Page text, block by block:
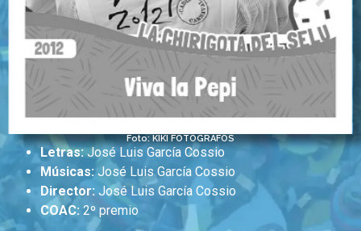
Foto: KIKI FOTÓGRAFOS
Letras:José Luis García Cossio
Músicas: José Luis García Cossio
Director: José Luis García Cossio
COAC: 2º premio